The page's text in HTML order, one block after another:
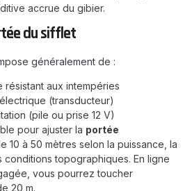
accrue du gibier.
du sifflet
généralement de :
résistant aux intempéries
(transducteur)
(pile ou prise 12 V)
pour ajuster la portée
10 à 50 mètres selon la puissance, la
topographiques. En ligne
vous pourrez toucher
20 m.